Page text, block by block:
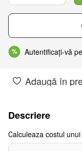
% Autentificați-vă
Adaugă în
Descriere
Сalculeaza costul